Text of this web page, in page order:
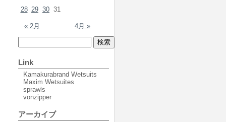
« 2月 4月 »
28 29 30 31
Link
Kamakurabrand Wetsuits
Maxim Wetsuites
sprawls
vonzipper
アーカイブ